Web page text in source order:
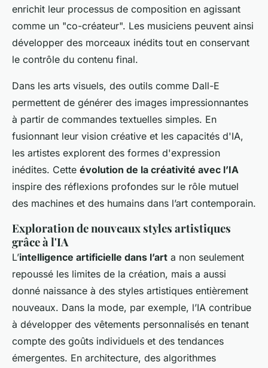
enrichit leur processus de composition en agissant
comme un "co-créateur". Les musiciens peuvent ainsi
développer des morceaux inédits tout en conservant
le contrôle du contenu final.
Dans les arts visuels, des outils comme Dall-E
permettent de générer des images impressionnantes
à partir de commandes textuelles simples. En
fusionnant leur vision créative et les capacités d'IA,
les artistes explorent des formes d'expression
inédites. Cette évolution de la créativité avec l’IA
inspire des réflexions profondes sur le rôle mutuel
des machines et des humains dans l’art contemporain.
Exploration de nouveaux styles artistiques
grâce à l'IA
L’intelligence artificielle dans l’art a non seulement
repoussé les limites de la création, mais a aussi
donné naissance à des styles artistiques entièrement
nouveaux. Dans la mode, par exemple, l’IA contribue
à développer des vêtements personnalisés en tenant
compte des goûts individuels et des tendances
émergentes. En architecture, des algorithmes